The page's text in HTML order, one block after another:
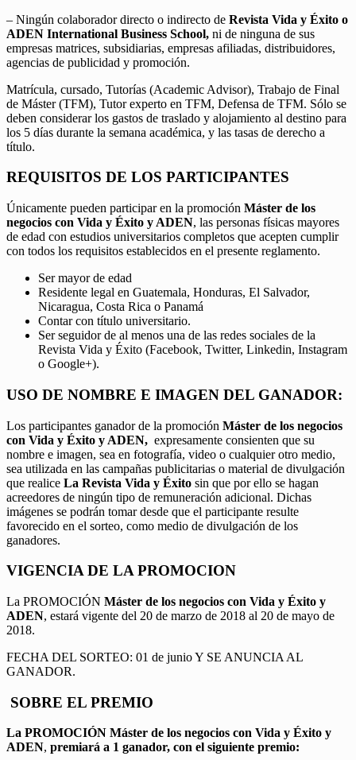
– Ningún colaborador directo o indirecto de Revista Vida y Éxito o
ADEN International Business School, ni de ninguna de sus
empresas matrices, subsidiarias, empresas afiliadas, distribuidores,
agencias de publicidad y promoción.
Matrícula, cursado, Tutorías (Academic Advisor), Trabajo de Final
de Máster (TFM), Tutor experto en TFM, Defensa de TFM. Sólo se
deben considerar los gastos de traslado y alojamiento al destino para
los 5 días durante la semana académica, y las tasas de derecho a
título.
REQUISITOS DE LOS PARTICIPANTES
Únicamente pueden participar en la promoción Máster de los
negocios con Vida y Éxito y ADEN, las personas físicas mayores
de edad con estudios universitarios completos que acepten cumplir
con todos los requisitos establecidos en el presente reglamento.
Ser mayor de edad
Residente legal en Guatemala, Honduras, El Salvador,
Nicaragua, Costa Rica o Panamá
Contar con título universitario.
Ser seguidor de al menos una de las redes sociales de la
Revista Vida y Éxito (Facebook, Twitter, Linkedin, Instagram
o Google+).
USO DE NOMBRE E IMAGEN DEL GANADOR:
Los participantes ganador de la promoción Máster de los negocios
con Vida y Éxito y ADEN, expresamente consienten que su
nombre e imagen, sea en fotografía, video o cualquier otro medio,
sea utilizada en las campañas publicitarias o material de divulgación
que realice La Revista Vida y Éxito sin que por ello se hagan
acreedores de ningún tipo de remuneración adicional. Dichas
imágenes se podrán tomar desde que el participante resulte
favorecido en el sorteo, como medio de divulgación de los
ganadores.
VIGENCIA DE LA PROMOCION
La PROMOCIÓN Máster de los negocios con Vida y Éxito y
ADEN, estará vigente del 20 de marzo de 2018 al 20 de mayo de
2018.
FECHA DEL SORTEO: 01 de junio Y SE ANUNCIA AL
GANADOR.
SOBRE EL PREMIO
La PROMOCIÓN Máster de los negocios con Vida y Éxito y
ADEN, premiará a 1 ganador, con el siguiente premio: